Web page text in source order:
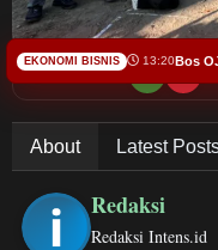
Bursa
Pariwisata
Olahraga
Bacakan Artikel
About Latest
Redaksi
Redaksi Intens.id
EKONOMI BISNIS 13:20